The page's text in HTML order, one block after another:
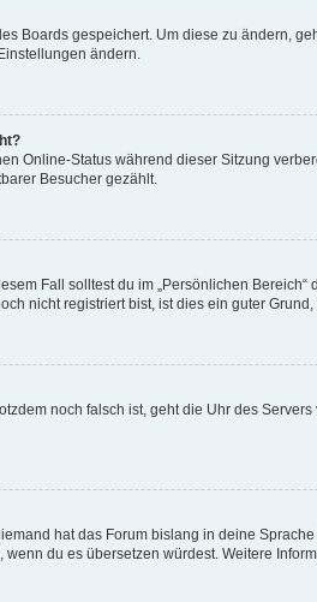
Boards gespeichert. Um diese zu ändern,
ändern.
Online-Status während dieser Sitzung
Besucher gezählt.
Fall solltest du im „Persönlichen
nicht registriert bist, ist dies ein guter Grund,
noch falsch ist, geht die Uhr des
hat das Forum bislang in deine
du es übersetzen würdest. Weitere